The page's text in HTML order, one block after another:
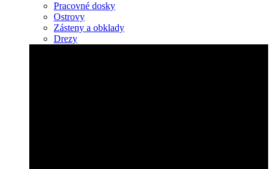
Pracovné dosky
Ostrovy
Zásteny a obklady
Drezy